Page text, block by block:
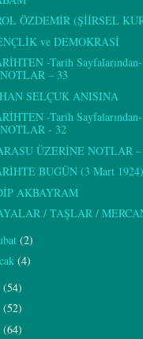
ÖZDEMİR (ŞİİRSEL
ve DEMOKRASİ
-Tarih Sayfalarından-
NOTLAR – 33
SELÇUK ANISINA
-Tarih Sayfalarından-
NOTLAR - 32
ÜZERİNE NOTLAR
BUGÜN (3 Mart 1924)
AKBAYRAM
/ TAŞLAR /
(2)
(4)
(54)
(52)
(64)